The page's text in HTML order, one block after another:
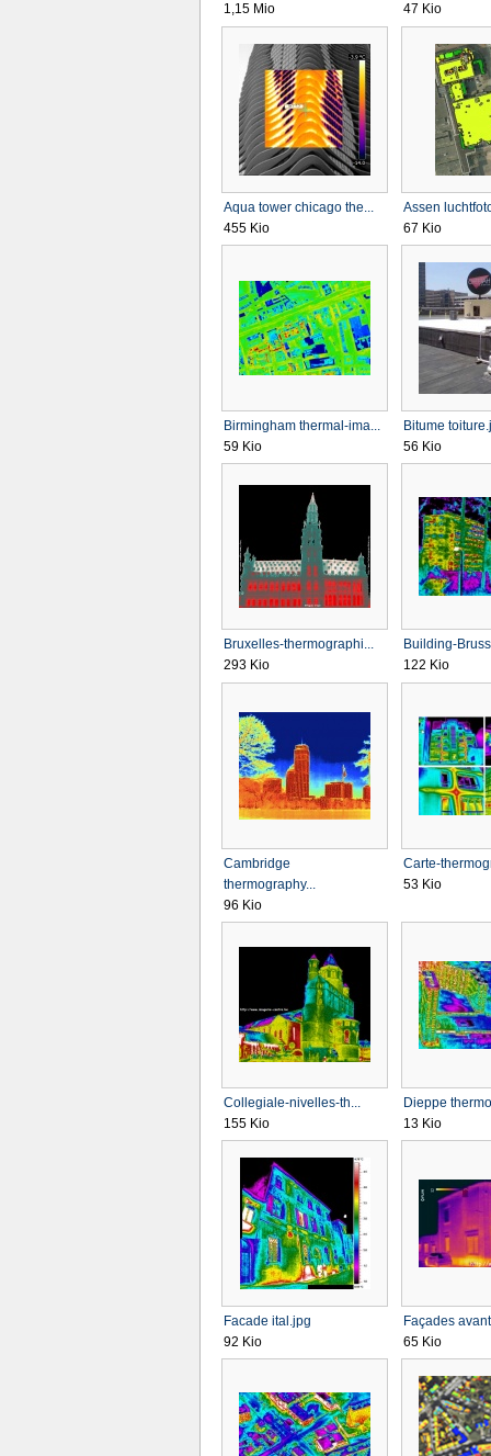
1,15 Mio
47 Kio
Aqua tower chicago the...
455 Kio
Assen
67 Kio
Birmingham thermal-ima...
59 Kio
Bitume
56 Kio
Bruxelles-thermographi...
293 Kio
Building-
122 Kio
Cambridge
thermography...
96 Kio
Carte-
53 Kio
Collegiale-nivelles-th...
155 Kio
Dieppe
13 Kio
Facade ital.jpg
92 Kio
Façades
65 Kio